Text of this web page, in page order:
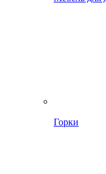
Горки